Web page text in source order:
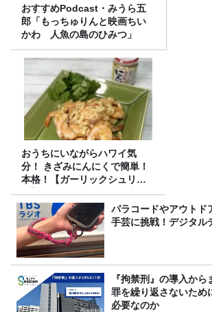
おすすめPodcast・みうら五
郎「もっちゅりんと映画ちい
かわ 人魚の島のひみつ」
おうちにいながらハワイ気
分！ きざみにんにくで簡単！
本格！【ガーリックシュリン
プ】 桃屋のかんたんレシピ
パラコードやアウトド
手芸に挑戦！デジタル
『拘禁刑』の導入か
罪を繰り返さないため
必要なのか